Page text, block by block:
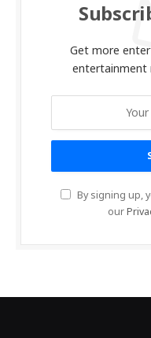
Get more
entertainment
By signing up,
our